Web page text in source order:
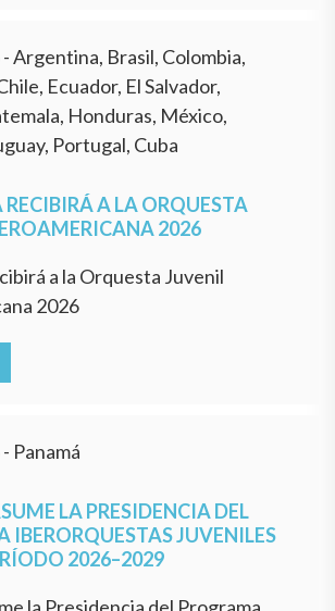
- Argentina, Brasil, Colombia,
Ecuador, El Salvador,
Honduras, México,
Portugal, Cuba
A LA ORQUESTA
2026
a la Orquesta Juvenil
2026
- Panamá
LA PRESIDENCIA DEL
IBERORQUESTAS JUVENILES
2026–2029